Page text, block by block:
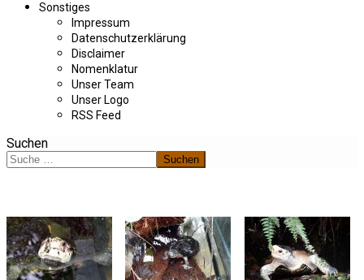
Sonstiges
Impressum
Datenschutzerklärung
Disclaimer
Nomenklatur
Unser Team
Unser Logo
RSS Feed
Suchen
Suchen